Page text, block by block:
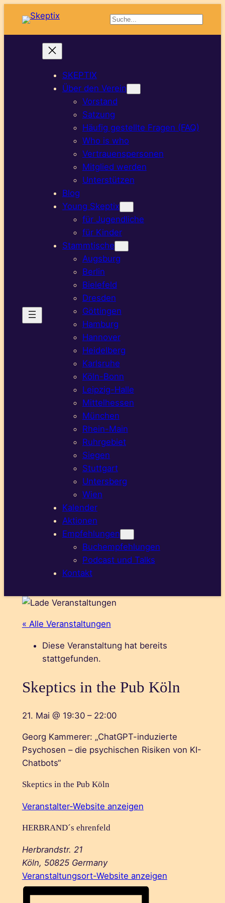
Suchen
SKEPTIX
Über den Verein
Vorstand
Satzung
Häufig gestellte Fragen (FAQ)
Who is who
Vertrauenspersonen
Mitglied werden
Unterstützen
Blog
Young Skeptix
für Jugendliche
für Kinder
Stammtische
Augsburg
Berlin
Bielefeld
Dresden
Göttingen
Hamburg
Hannover
Heidelberg
Karlsruhe
Köln-Bonn
Leipzig-Halle
Mittelhessen
München
Rhein-Main
Ruhrgebiet
Siegen
Stuttgart
Untersberg
Wien
Kalender
Aktionen
Empfehlungen
Buchempfehlungen
Podcast und Talks
Kontakt
« Alle Veranstaltungen
Diese Veranstaltung hat bereits
stattgefunden.
Skeptics in the Pub Köln
21. Mai @ 19:30 – 22:00
Georg Kammerer: „ChatGPT-induzierte
Psychosen – die psychischen Risiken von KI-
Chatbots“
Skeptics in the Pub Köln
Veranstalter-Website anzeigen
HERBRAND´s ehrenfeld
Herbrandstr. 21
Köln, 50825 Germany
Veranstaltungsort-Website anzeigen